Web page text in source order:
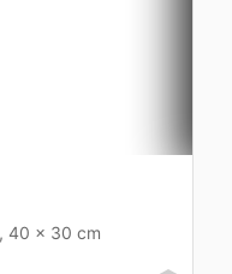
40 x 30 cm